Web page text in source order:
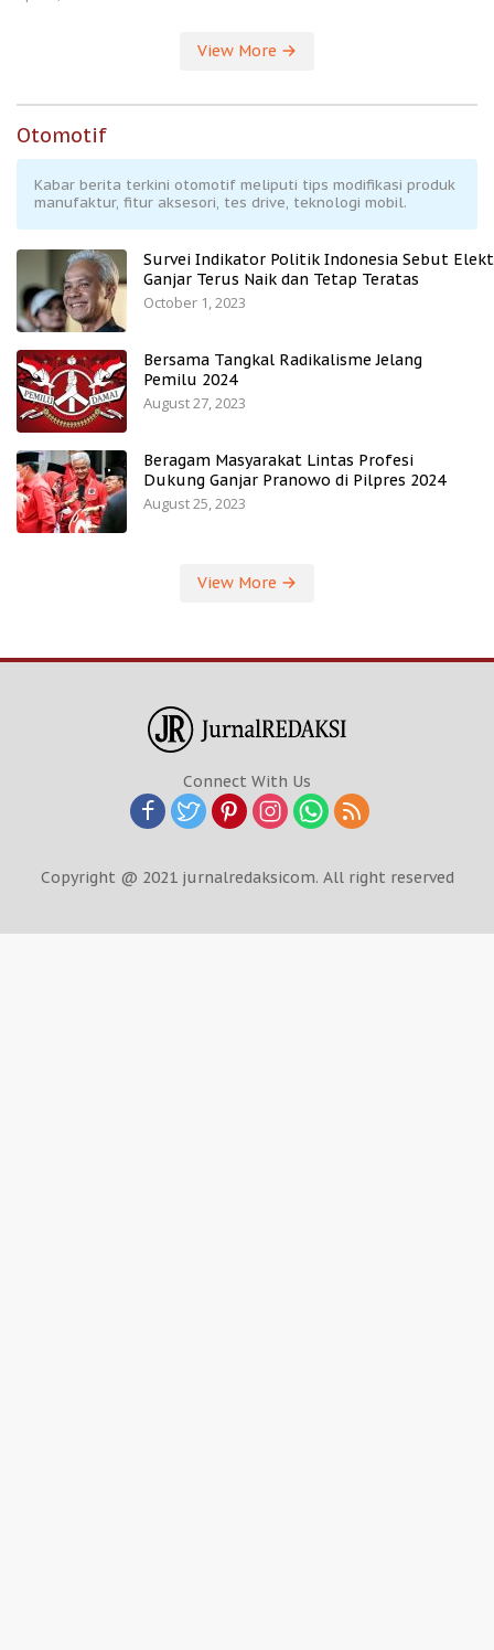
View More
Otomotif
Kabar berita terkini otomotif meliputi tips modifikasi produk
manufaktur, fitur aksesori, tes drive, teknologi mobil.
Survei Indikator Politik Indonesia Sebut
Ganjar Terus Naik dan Tetap Teratas
October 1, 2023
Bersama Tangkal Radikalisme Jelang
Pemilu 2024
August 27, 2023
Beragam Masyarakat Lintas Profesi
Dukung Ganjar Pranowo di Pilpres 2024
August 25, 2023
View More
Connect With Us
Copyright @ 2021 jurnalredaksicom. All right reserved